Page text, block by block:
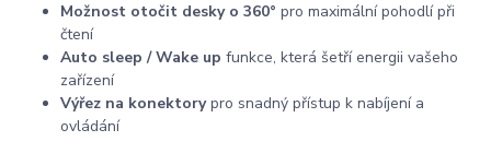
Možnost otočit desky o 360° pro maximální pohodlí při
čtení
Auto sleep / Wake up funkce, která šetří energii vašeho
zařízení
Výřez na konektorypro snadný přístup k nabíjení a
ovládání